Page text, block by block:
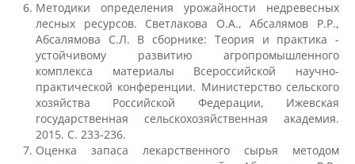
Университет
Об университете
Миссия, цель и ценности УдГАУ
Ректорат
Методики определения урожайности недревесных
лесных ресурсов. Светлакова О.А., Абсалямов Р.Р.,
Абсалямова С.Л. В сборнике: Теория и практика -
устойчивому развитию агропромышленного
комплекса материалы Всероссийской научно-
практической конференции. Министерство сельского
хозяйства Российской Федерации, Ижевская
государственная сельскохозяйственная академия.
2015. С. 233-236.
Оценка запаса лекарственного сырья методом